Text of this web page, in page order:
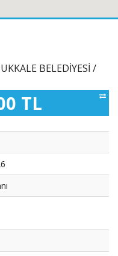
BELEDİYESİ /
TL